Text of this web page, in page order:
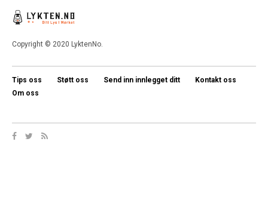
Copyright © 2020 LyktenNo.
Tips oss Støtt oss Send inn innlegget ditt
Kontakt oss
Om oss